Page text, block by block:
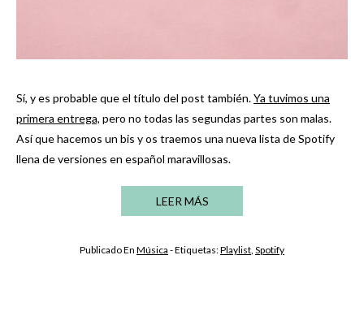
Sí, y es probable que el título del post también.Ya tuvimos una
primera entrega, pero no todas las segundas partes son malas.
Así que hacemos un bis y os traemos una nueva lista de Spotify
llena de versiones en español maravillosas.
LEER MÁS
Publicado En Música - Etiquetas:Playlist, Spotify